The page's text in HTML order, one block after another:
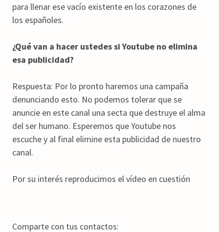
para llenar ese vacío existente en los corazones de
los españoles.
¿Qué van a hacer ustedes si Youtube no elimina
esa publicidad?
Respuesta: Por lo pronto haremos una campaña
denunciando esto. No podemos tolerar que se
anuncie en este canal una secta que destruye el alma
del ser humano. Esperemos que Youtube nos
escuche y al final elimine esta publicidad de nuestro
canal.
Por su interés reproducimos el vídeo en cuestión
Comparte con tus contactos: